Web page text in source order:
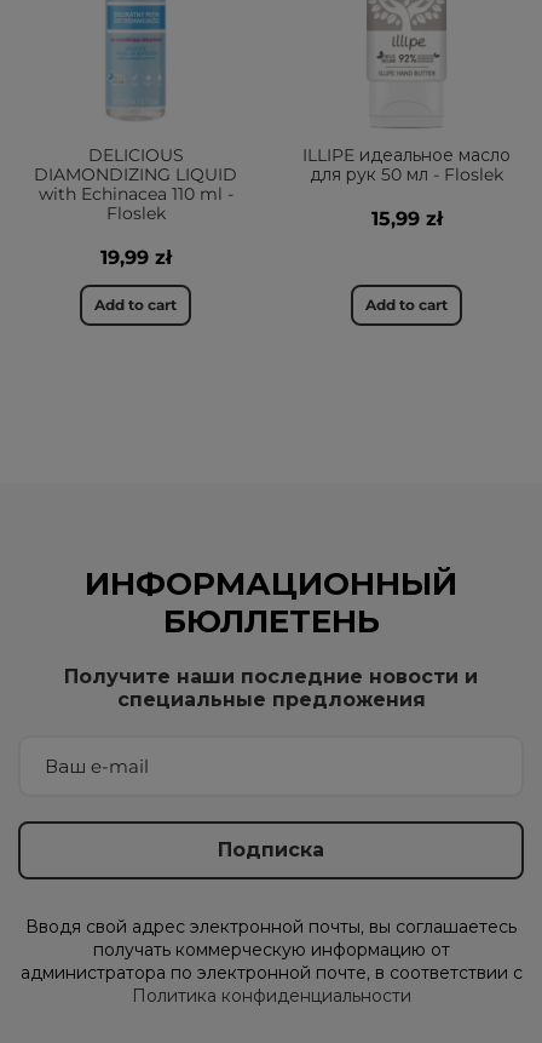
DELICIOUS
DIAMONDIZING LIQUID
with Echinacea 110 ml -
Floslek
19,99 zł
Add to cart
ILLIPE идеальное масло
для рук 50 мл - Floslek
15,99 zł
Add to cart
ИНФОРМАЦИОННЫЙ
БЮЛЛЕТЕНЬ
Получите наши последние новости и
специальные предложения
Вводя свой адрес электронной почты, вы соглашаетесь
получать коммерческую информацию от
администратора по электронной почте, в соответствии с
Политика конфиденциальности